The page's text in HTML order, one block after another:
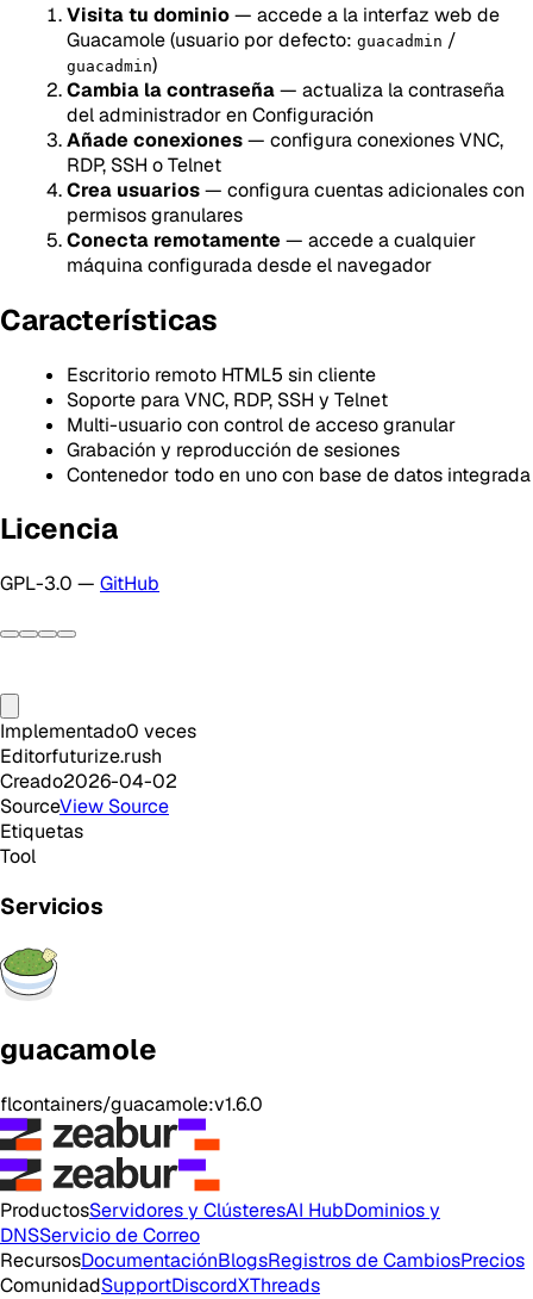
Visita tu dominio— accede a la interfaz web de
Guacamole (usuario por defecto: guacadmin /
guacadmin)
Cambia la contraseña— actualiza la contraseña
del administrador en Configuración
Añade conexiones— configura conexiones VNC,
RDP, SSH o Telnet
Crea usuarios— configura cuentas adicionales con
permisos granulares
Conecta remotamente — accede a cualquier
máquina configurada desde el navegador
Características
Escritorio remoto HTML5 sin cliente
Soporte para VNC, RDP, SSH y Telnet
Multi-usuario con control de acceso granular
Grabación y reproducción de sesiones
Contenedor todo en uno con base de datos integrada
Licencia
GPL-3.0 — GitHub
Implementado0 veces
Editorfuturize.rush
Creado2026-04-02
SourceView Source
Etiquetas
Tool
Servicios
guacamole
flcontainers/guacamole:v1.6.0
ProductosServidores y ClústeresAI HubDominios y
DNSServicio de Correo
RecursosDocumentaciónBlogsRegistros de CambiosPrecios
ComunidadSupportDiscordXThreads